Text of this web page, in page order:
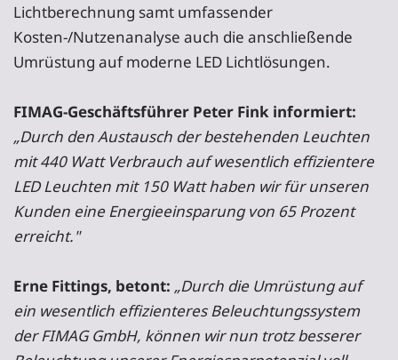
Lichtberechnung samt umfassender
Kosten-/Nutzenanalyse auch die anschließende
Umrüstung auf moderne LED Lichtlösungen.
FIMAG-Geschäftsführer Peter Fink informiert:
„Durch den Austausch der bestehenden Leuchten
mit 440 Watt Verbrauch auf wesentlich effizientere
LED Leuchten mit 150 Watt haben wir für unseren
Kunden eine Energieeinsparung von 65 Prozent
erreicht."
Erne Fittings, betont: „Durch die Umrüstung auf
ein wesentlich effizienteres Beleuchtungssystem
der FIMAG GmbH, können wir nun trotz besserer